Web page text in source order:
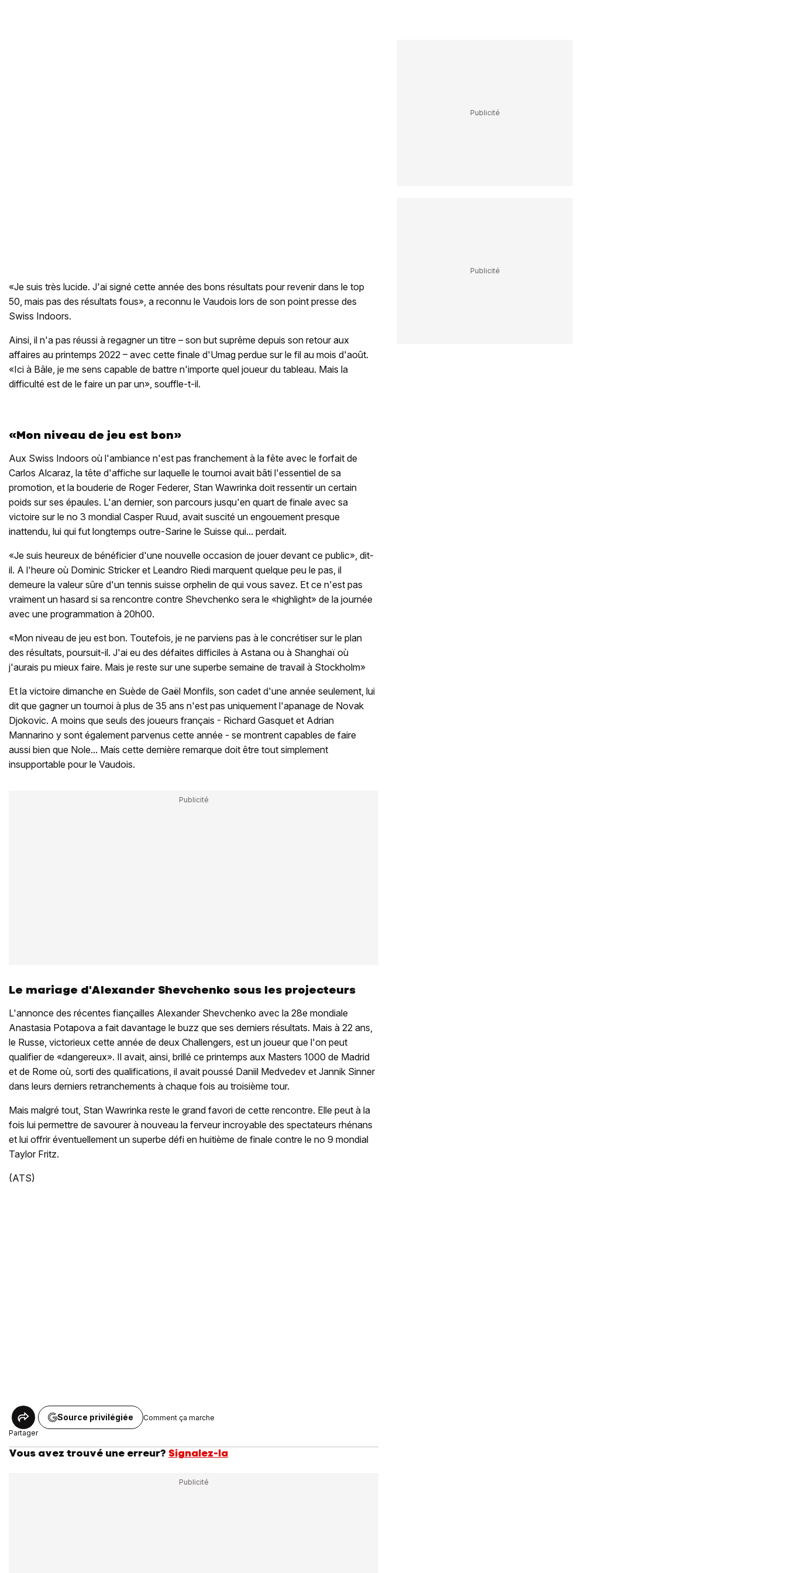
«Je suis très lucide. J'ai signé cette année des bons résultats pour revenir dans le top
50, mais pas des résultats fous», a reconnu le Vaudois lors de son point presse des
Swiss Indoors.
Ainsi, il n'a pas réussi à regagner un titre – son but suprême depuis son retour aux
affaires au printemps 2022 – avec cette finale d'Umag perdue sur le fil au mois d'août.
«Ici à Bâle, je me sens capable de battre n'importe quel joueur du tableau. Mais la
difficulté est de le faire un par un», souffle-t-il.
«Mon niveau de jeu est bon»
Aux Swiss Indoors où l'ambiance n'est pas franchement à la fête avec le forfait de
Carlos Alcaraz, la tête d'affiche sur laquelle le tournoi avait bâti l'essentiel de sa
promotion, et la bouderie de Roger Federer, Stan Wawrinka doit ressentir un certain
poids sur ses épaules. L'an dernier, son parcours jusqu'en quart de finale avec sa
victoire sur le no 3 mondial Casper Ruud, avait suscité un engouement presque
inattendu, lui qui fut longtemps outre-Sarine le Suisse qui... perdait.
«Je suis heureux de bénéficier d'une nouvelle occasion de jouer devant ce public», dit-
il. A l'heure où Dominic Stricker et Leandro Riedi marquent quelque peu le pas, il
demeure la valeur sûre d'un tennis suisse orphelin de qui vous savez. Et ce n'est pas
vraiment un hasard si sa rencontre contre Shevchenko sera le «highlight» de la journée
avec une programmation à 20h00.
«Mon niveau de jeu est bon. Toutefois, je ne parviens pas à le concrétiser sur le plan
des résultats, poursuit-il. J'ai eu des défaites difficiles à Astana ou à Shanghaï où
j'aurais pu mieux faire. Mais je reste sur une superbe semaine de travail à Stockholm»
Et la victoire dimanche en Suède de Gaël Monfils, son cadet d'une année seulement, lui
dit que gagner un tournoi à plus de 35 ans n'est pas uniquement l'apanage de Novak
Djokovic. A moins que seuls des joueurs français - Richard Gasquet et Adrian
Mannarino y sont également parvenus cette année - se montrent capables de faire
aussi bien que Nole... Mais cette dernière remarque doit être tout simplement
insupportable pour le Vaudois.
Le mariage d'Alexander Shevchenko sous les projecteurs
L'annonce des récentes fiançailles Alexander Shevchenko avec la 28e mondiale
Anastasia Potapova a fait davantage le buzz que ses derniers résultats. Mais à 22 ans,
le Russe, victorieux cette année de deux Challengers, est un joueur que l'on peut
qualifier de «dangereux». Il avait, ainsi, brillé ce printemps aux Masters 1000 de Madrid
et de Rome où, sorti des qualifications, il avait poussé Daniil Medvedev et Jannik Sinner
dans leurs derniers retranchements à chaque fois au troisième tour.
Mais malgré tout, Stan Wawrinka reste le grand favori de cette rencontre. Elle peut à la
fois lui permettre de savourer à nouveau la ferveur incroyable des spectateurs rhénans
et lui offrir éventuellement un superbe défi en huitième de finale contre le no 9 mondial
Taylor Fritz.
(ATS)
Partager
Source privilégiée Comment ça marche
Vous avez trouvé une erreur? Signalez-la